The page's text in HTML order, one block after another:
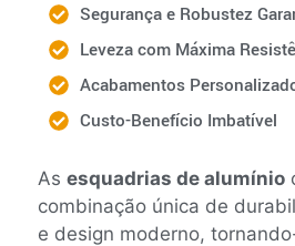
Segurança e Robustez
Leveza com Máxima
Acabamentos
Custo-Benefício Imbatível
As esquadrias de alumínio
combinação única de
e design moderno,